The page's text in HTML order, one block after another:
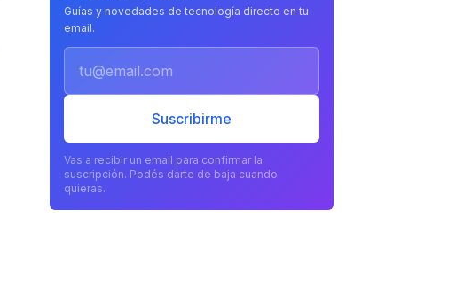
Guías y novedades de tecnología directo en tu
email.
Suscribirme
Vas a recibir un email para confirmar la
suscripción. Podés darte de baja cuando
quieras.